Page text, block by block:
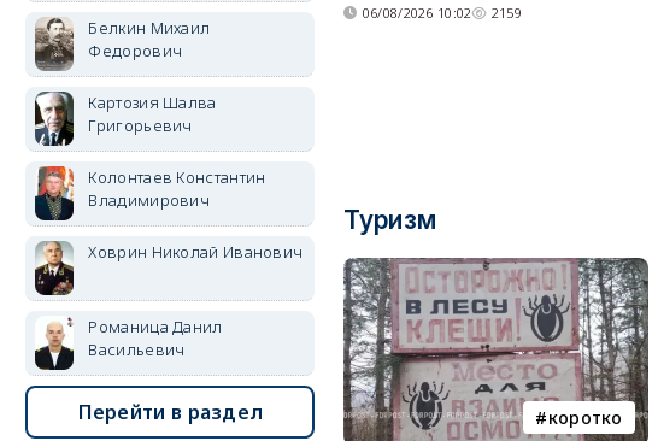
06/08/2026 10:02 2159
Туризм
коротко
Белкин Михаил
Федорович
Картозия Шалва
Григорьевич
Колонтаев Константин
Владимирович
Ховрин Николай Иванович
Романица Данил
Васильевич
Перейти в раздел